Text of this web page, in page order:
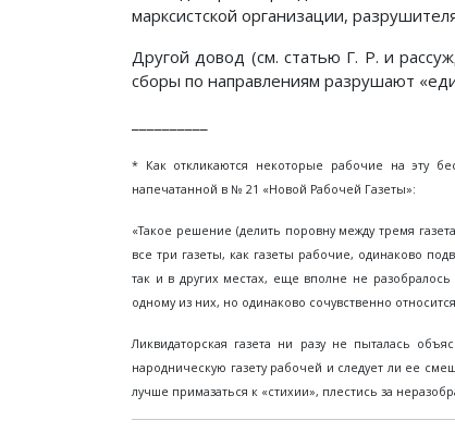
марксистской организации,
Другой довод (см. статью Г. Р. и
сборы по направлениям разрушают
* Как откликаются некоторые рабочие на эту
напечатанной в № 21 «Новой Рабочей Газеты»:
«Такое решение (делить поровну между тремя
все три газеты, как газеты рабочие, одинаково
так и в других местах, еще вполне не
одному из них, но одинаково сочувственно
Ликвидаторская газета ни разу не пыталась
народническую газету рабочей и следует ли ее
лучше примазаться к «стихии», плестись за